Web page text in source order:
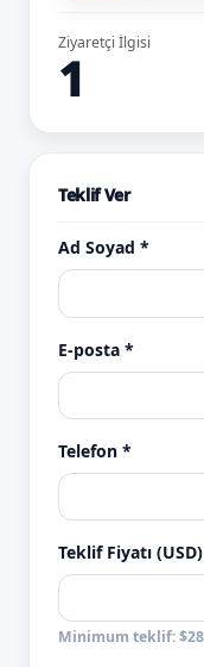
Ziyaretçi İlgisi
1
Teklif Ver
Ad Soyad *
E-posta *
Telefon *
Teklif Fiyatı
Minimum teklif: